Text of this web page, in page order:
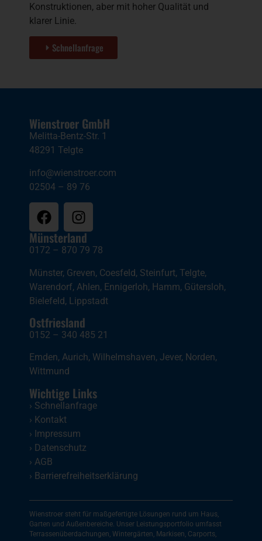
Konstruktionen, aber mit hoher Qualität und
klarer Linie.
Schnellanfrage
Wienstroer GmbH
Melitta-Bentz-Str. 1
48291 Telgte
info@wienstroer.com
02504 – 89 76
Münsterland
0172 – 870 79 78
Münster, Greven, Coesfeld, Steinfurt, Telgte,
Warendorf, Ahlen, Ennigerloh, Hamm, Gütersloh,
Bielefeld, Lippstadt
Ostfriesland
0152 – 340 485 21
Emden, Aurich, Wilhelmshaven, Jever, Norden,
Wittmund
Wichtige Links
› Schnellanfrage
› Kontakt
› Impressum
› Datenschutz
› AGB
› Barrierefreiheitserklärung
Wienstroer steht für maßgefertigte Lösungen rund um Haus,
Garten und Außenbereiche. Unser Leistungsportfolio umfasst
Terrassenüberdachungen, Wintergärten, Markisen, Carports,